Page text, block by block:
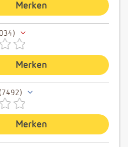
Merken
Merken
7492
Merken